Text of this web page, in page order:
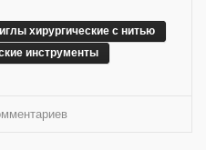
иглы хирургические с нитью
инструменты